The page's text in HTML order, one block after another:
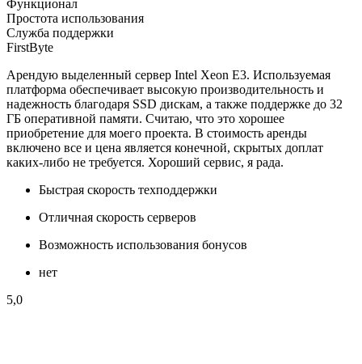
Функционал
Простота использования
Служба поддержки
FirstByte
Арендую выделенный сервер Intel Xeon E3. Используемая
платформа обеспечивает высокую производительность и
надежность благодаря SSD дискам, а также поддержке до 32
ГБ оперативной памяти. Считаю, что это хорошее
приобретение для моего проекта. В стоимость аренды
включено все и цена является конечной, скрытых доплат
каких-либо не требуется. Хороший сервис, я радa.
Быстрая скорость техподдержки
Отличная скорость серверов
Возможность использования бонусов
нет
5,0